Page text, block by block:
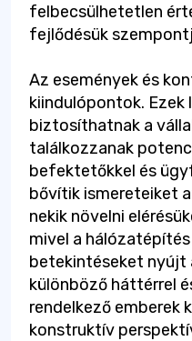
felbecsülhetetlen
fejlődésük
Az események és
kiindulópontok. Ezek
biztosíthatnak a
találkozzanak
befektetőkkel és
bővítik ismereteiket
nekik növelni
mivel a
betekintéseket nyújt
különböző háttérrel
rendelkező emberek
konstruktív